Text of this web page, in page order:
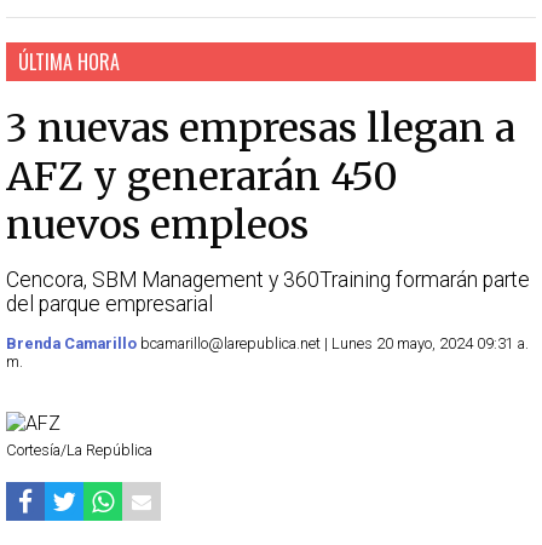
ÚLTIMA HORA
3 nuevas empresas llegan a
AFZ y generarán 450
nuevos empleos
Cencora, SBM Management y 360Training formarán parte
del parque empresarial
Brenda Camarillo bcamarillo@larepublica.net | Lunes 20 mayo, 2024 09:31 a.
m.
Cortesía/La República